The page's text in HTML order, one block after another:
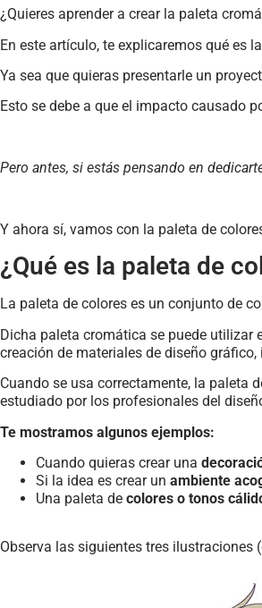
¿Quieres aprender a crear la paleta
En este artículo, te explicaremos qué es
Ya sea que quieras presentarle un
Esto se debe a que el impacto causado
Pero antes, si estás pensando en
Y ahora sí, vamos con la paleta de
¿Qué es la paleta de
La paleta de colores es un conjunto de
Dicha paleta cromática se puede utilizar
creación de materiales de diseño
Cuando se usa correctamente, la paleta
estudiado por los profesionales del
Te mostramos algunos ejemplos:
Cuando quieras crear una
Si la idea es crear un ambiente
Una paleta de colores o tonos
Observa las siguientes tres